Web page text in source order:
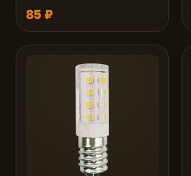
холодил., шв. машинки и
т.д.) 55x25 mm
85 ₽